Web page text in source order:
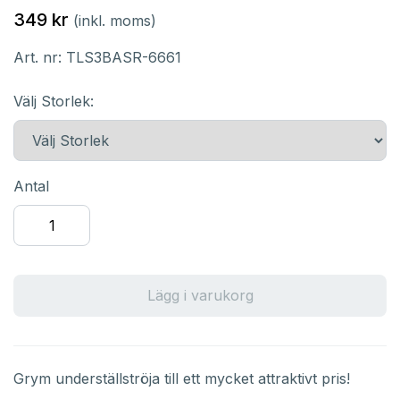
349 kr (inkl. moms)
Art. nr: TLS3BASR-6661
Välj Storlek:
Antal
Lägg i varukorg
Grym underställströja till ett mycket attraktivt pris!